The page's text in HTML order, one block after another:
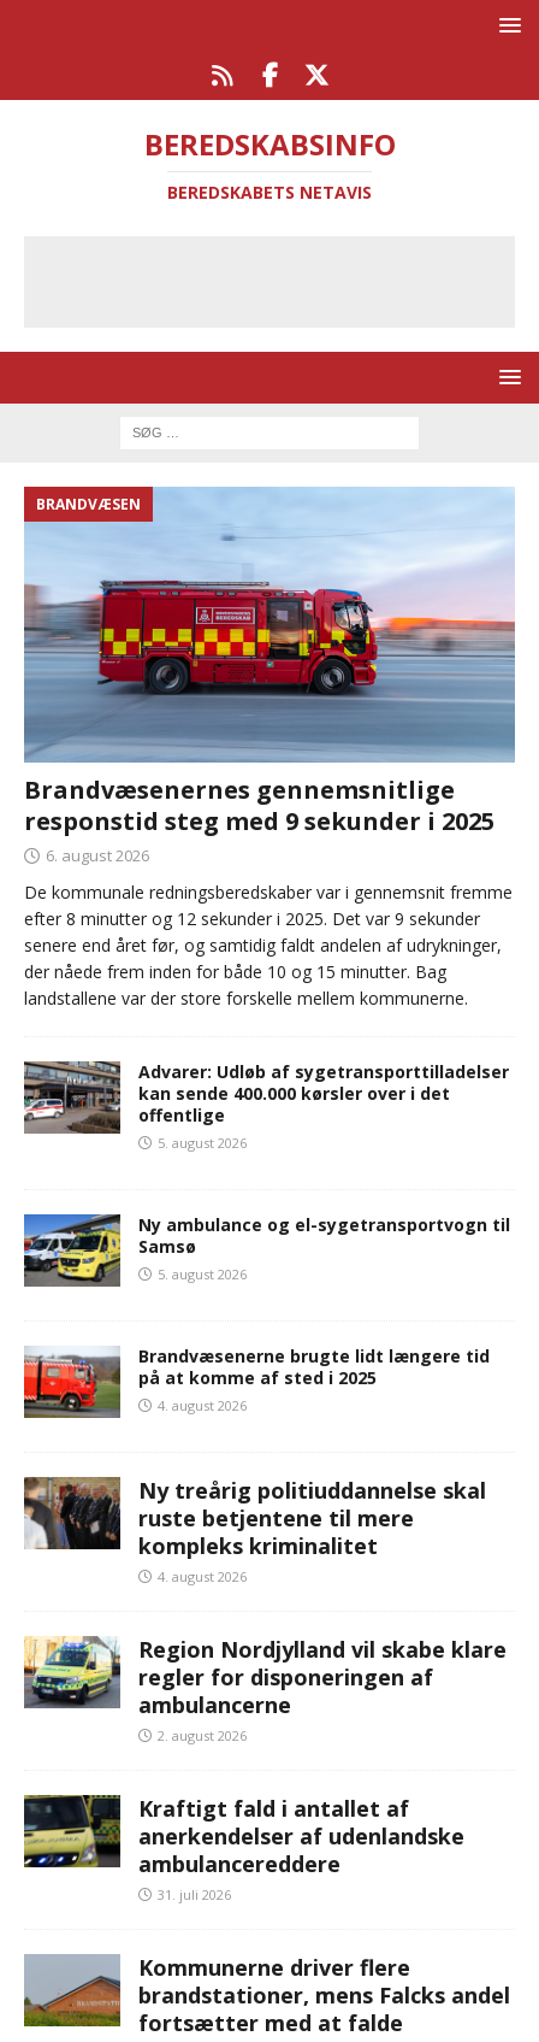
BEREDSKABSINFO
BEREDSKABETS NETAVIS
BRANDVÆSEN
Brandvæsenernes gennemsnitlige
responstid steg med 9 sekunder i 2025
6. august 2026
De kommunale redningsberedskaber var i gennemsnit fremme
efter 8 minutter og 12 sekunder i 2025. Det var 9 sekunder
senere end året før, og samtidig faldt andelen af udrykninger,
der nåede frem inden for både 10 og 15 minutter. Bag
landstallene var der store forskelle mellem kommunerne.
Advarer: Udløb af sygetransporttilladelser
kan sende 400.000 kørsler over i det
offentlige
5. august 2026
Ny ambulance og el-sygetransportvogn til
Samsø
5. august 2026
Brandvæsenerne brugte lidt længere tid
på at komme af sted i 2025
4. august 2026
Ny treårig politiuddannelse skal
ruste betjentene til mere
kompleks kriminalitet
4. august 2026
Region Nordjylland vil skabe klare
regler for disponeringen af
ambulancerne
2. august 2026
Kraftigt fald i antallet af
anerkendelser af udenlandske
ambulancereddere
31. juli 2026
Kommunerne driver flere
brandstationer, mens Falcks andel
fortsætter med at falde